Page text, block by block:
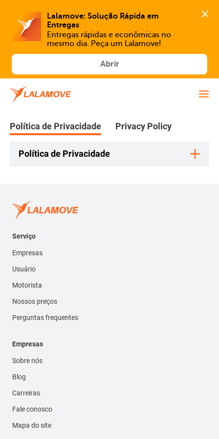
Lalamove: Solução Rápida em
Entregas
Entregas rápidas e econômicas no
mesmo dia. Peça um Lalamove!
Abrir
Política de Privacidade Privacy Policy
Política de Privacidade
Serviço
Empresas
Usuário
Motorista
Nossos preços
Perguntas frequentes
Empresas
Sobre nós
Blog
Carreiras
Fale conosco
Mapa do site